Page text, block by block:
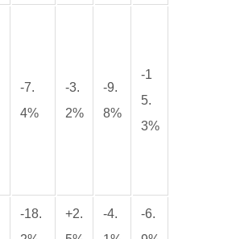
-7.
4%
-3.
2%
-9.
8%
-1
5.
3%
-18.
+2.
-4.
-6.